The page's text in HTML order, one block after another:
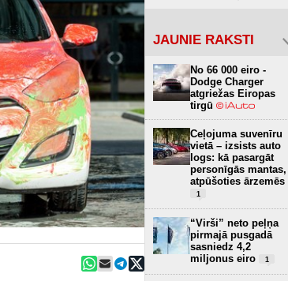
JAUNIE RAKSTI
No 66 000 eiro -
Dodge Charger
atgriežas Eiropas
tirgū
Ceļojuma suvenīru
vietā – izsists auto
logs: kā pasargāt
personīgās mantas,
atpūšoties ārzemēs
1
“Virši” neto peļņa
pirmajā pusgadā
sasniedz 4,2
miljonus eiro
1